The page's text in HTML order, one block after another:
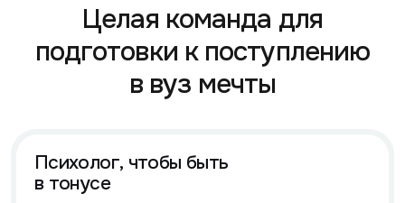
Целая команда для
подготовки к поступлению
в вуз мечты
Психолог, чтобы быть
в тонусе